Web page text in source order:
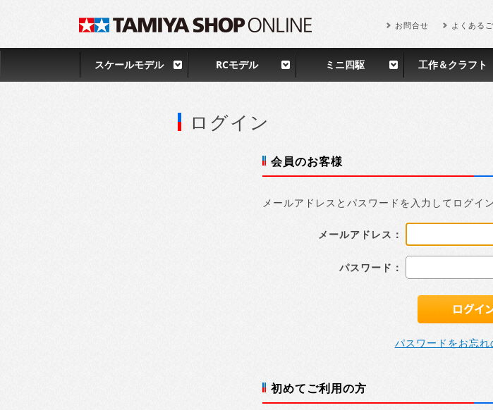
お問合せ よくある
スケールモデル RCモデル ミニ四駆 工作＆クラフト
ログイン
会員のお客様
メールアドレスとパスワードを入力してログイ
メールアドレス：
パスワード：
パスワードをお忘れ
初めてご利用の方